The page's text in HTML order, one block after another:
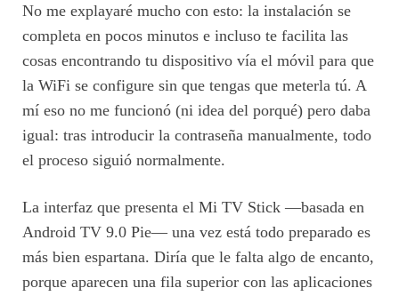
No me explayaré mucho con esto: la instalación se
completa en pocos minutos e incluso te facilita las
cosas encontrando tu dispositivo vía el móvil para que
la WiFi se configure sin que tengas que meterla tú. A
mí eso no me funcionó (ni idea del porqué) pero daba
igual: tras introducir la contraseña manualmente, todo
el proceso siguió normalmente.
La interfaz que presenta el Mi TV Stick —basada en
Android TV 9.0 Pie— una vez está todo preparado es
más bien espartana. Diría que le falta algo de encanto,
porque aparecen una fila superior con las aplicaciones